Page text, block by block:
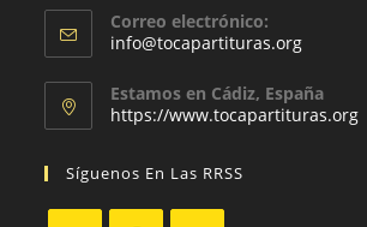
Correo electrónico:
info@tocapartituras.org
Estamos en Cádiz, España
https://www.tocapartituras.org
Síguenos En Las RRSS